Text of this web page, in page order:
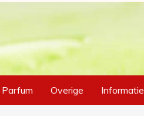
Parfum Overige Informatie